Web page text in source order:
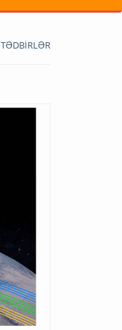
TƏDBİRLƏR